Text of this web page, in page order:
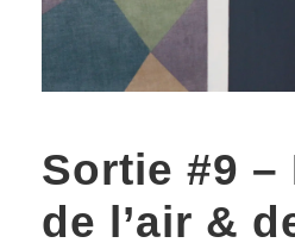
Sortie #9 –
de l’air &